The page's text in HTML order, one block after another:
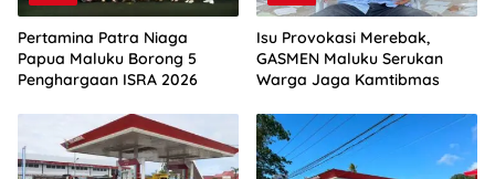
Pertamina Patra Niaga
Papua Maluku Borong 5
Penghargaan ISRA 2026
Isu Provokasi Merebak,
GASMEN Maluku Serukan
Warga Jaga Kamtibmas